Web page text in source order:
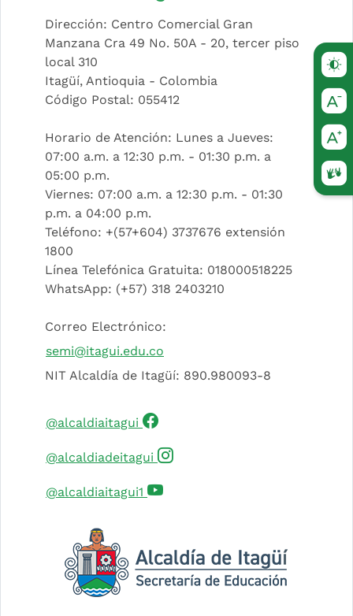
(Este
Dirección: Centro Comercial Gran
Manzana Cra 49 No. 50A - 20, tercer piso
local 310
Itagüí, Antioquia - Colombia
Código Postal: 055412
Horario de Atención: Lunes a Jueves:
07:00 a.m. a 12:30 p.m. - 01:30 p.m. a
05:00 p.m.
Viernes: 07:00 a.m. a 12:30 p.m. - 01:30
p.m. a 04:00 p.m.
Teléfono: +(57+604) 3737676 extensión
1800
Línea Telefónica Gratuita: 018000518225
WhatsApp: (+57) 318 2403210
Correo Electrónico:
semi@itagui.edu.co
NIT Alcaldía de Itagüí: 890.980093-8
@alcaldiaitagui (Este enlace abrirá una nueva
@alcaldiadeitagui (Este enlace abrirá una
@alcaldiaitagui1 (Este enlace abrirá una nueva